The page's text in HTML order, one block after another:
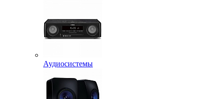
Аудиосистемы